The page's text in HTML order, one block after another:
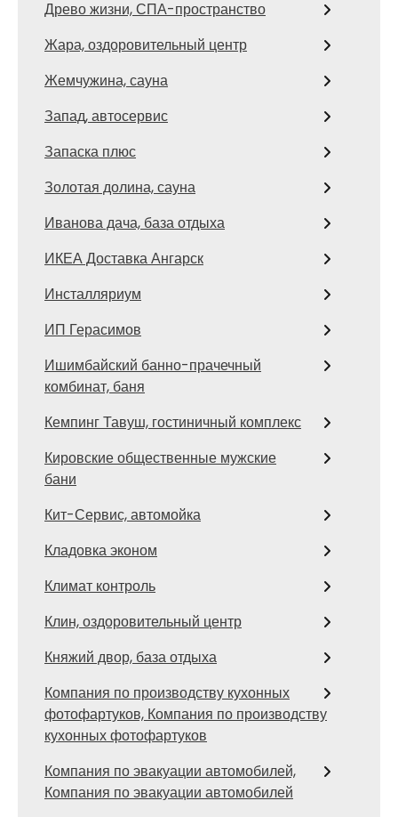
Древо жизни, СПА-пространство
Жара, оздоровительный центр
Жемчужина, сауна
Запад, автосервис
Запаска плюс
Золотая долина, сауна
Иванова дача, база отдыха
ИКЕА Доставка Ангарск
Инсталляриум
ИП Герасимов
Ишимбайский банно-прачечный
комбинат, баня
Кемпинг Тавуш, гостиничный комплекс
Кировские общественные мужские
бани
Кит-Сервис, автомойка
Кладовка эконом
Климат контроль
Клин, оздоровительный центр
Княжий двор, база отдыха
Компания по производству кухонных
фотофартуков, Компания по производству
кухонных фотофартуков
Компания по эвакуации автомобилей,
Компания по эвакуации автомобилей